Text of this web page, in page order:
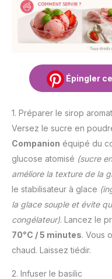
Épingler
1. Préparer le sirop
Versez le sucre en
Companion équipé du
glucose atomisé (sucre
améliore la texture de la
le stabilisateur à glace
la glace souple et évite
congélateur). Lancez le
70°C / 5 minutes. Vous
chaud. Laissez tiédir.
2. Infuser le basilic